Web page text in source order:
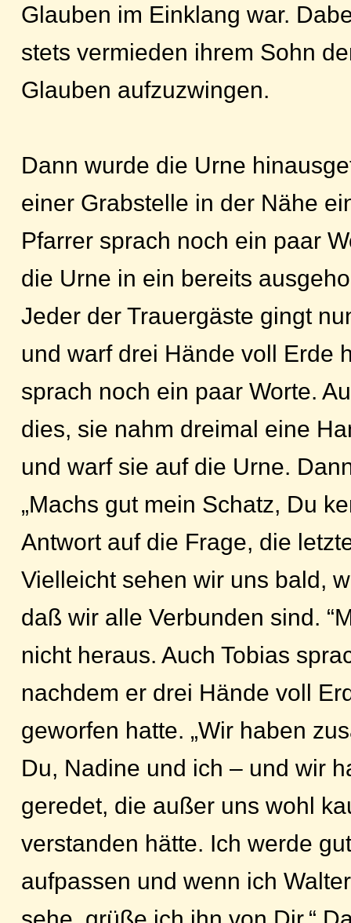
Glauben im Einklang war.
stets vermieden ihrem Sohn
Glauben aufzuzwingen.
Dann wurde die Urne
einer Grabstelle in der Nähe
Pfarrer sprach noch ein paar
die Urne in ein bereits
Jeder der Trauergäste gingt
und warf drei Hände voll Erde
sprach noch ein paar Worte.
dies, sie nahm dreimal eine
und warf sie auf die Urne.
„Machs gut mein Schatz, Du
Antwort auf die Frage, die
Vielleicht sehen wir uns bald,
daß wir alle Verbunden sind.
nicht heraus. Auch Tobias
nachdem er drei Hände voll
geworfen hatte. „Wir haben
Du, Nadine und ich – und wir
geredet, die außer uns wohl
verstanden hätte. Ich werde
aufpassen und wenn ich